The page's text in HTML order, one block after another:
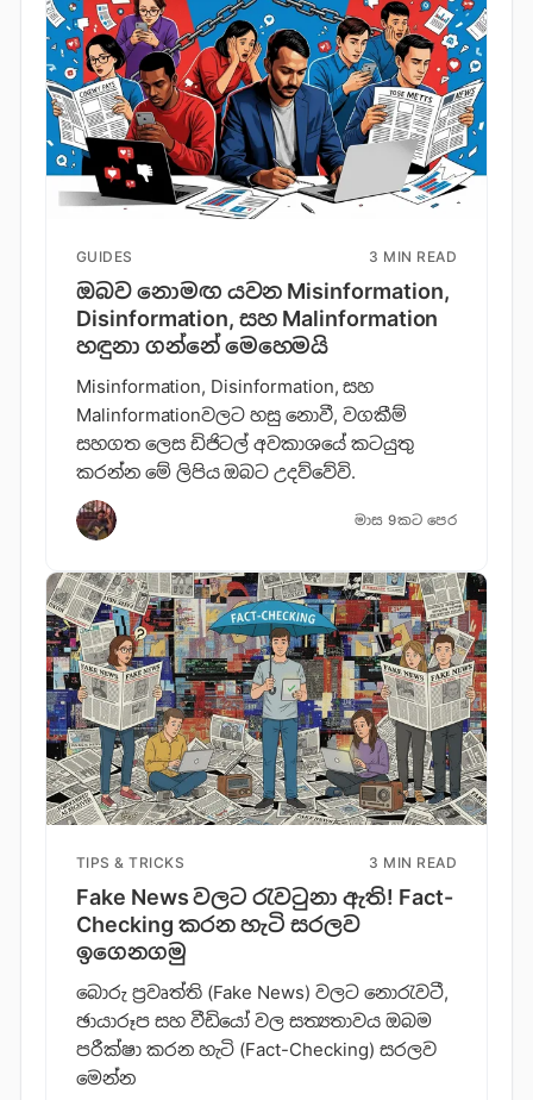
GUIDES 3 MIN READ
ඔබව නොමඟ යවන Misinformation,
Disinformation, සහ Malinformation
හඳුනා ගන්නේ මෙහෙමයි
Misinformation, Disinformation, සහ
Malinformationවලට හසු නොවී, වගකීම්
සහගත ලෙස ඩිජිටල් අවකාශයේ කටයුතු
කරන්න මේ ලිපිය ඔබට උදව්වේවි.
මාස 9කට පෙර
TIPS & TRICKS 3 MIN READ
Fake News වලට රැවටුනා ඇති! Fact-
Checking කරන හැටි සරලව
ඉගෙනගමු
බොරු ප්‍රවෘත්ති (Fake News) වලට නොරැවටී,
ඡායාරූප සහ වීඩියෝ වල සත්‍යතාවය ඔබම
පරීක්ෂා කරන හැටි (Fact-Checking) සරලව
මෙන්න